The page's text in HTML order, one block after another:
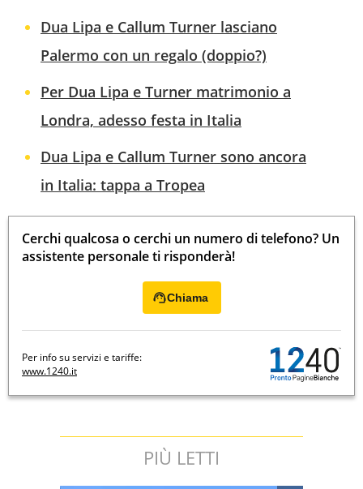
Dua Lipa e Callum Turner lasciano
Palermo con un regalo (doppio?)
Per Dua Lipa e Turner matrimonio a
Londra, adesso festa in Italia
Dua Lipa e Callum Turner sono ancora
in Italia: tappa a Tropea
Cerchi qualcosa o cerchi un numero di telefono? Un
assistente personale ti risponderà!
Chiama
Per info su servizi e tariffe:
www.1240.it
PIÙ LETTI